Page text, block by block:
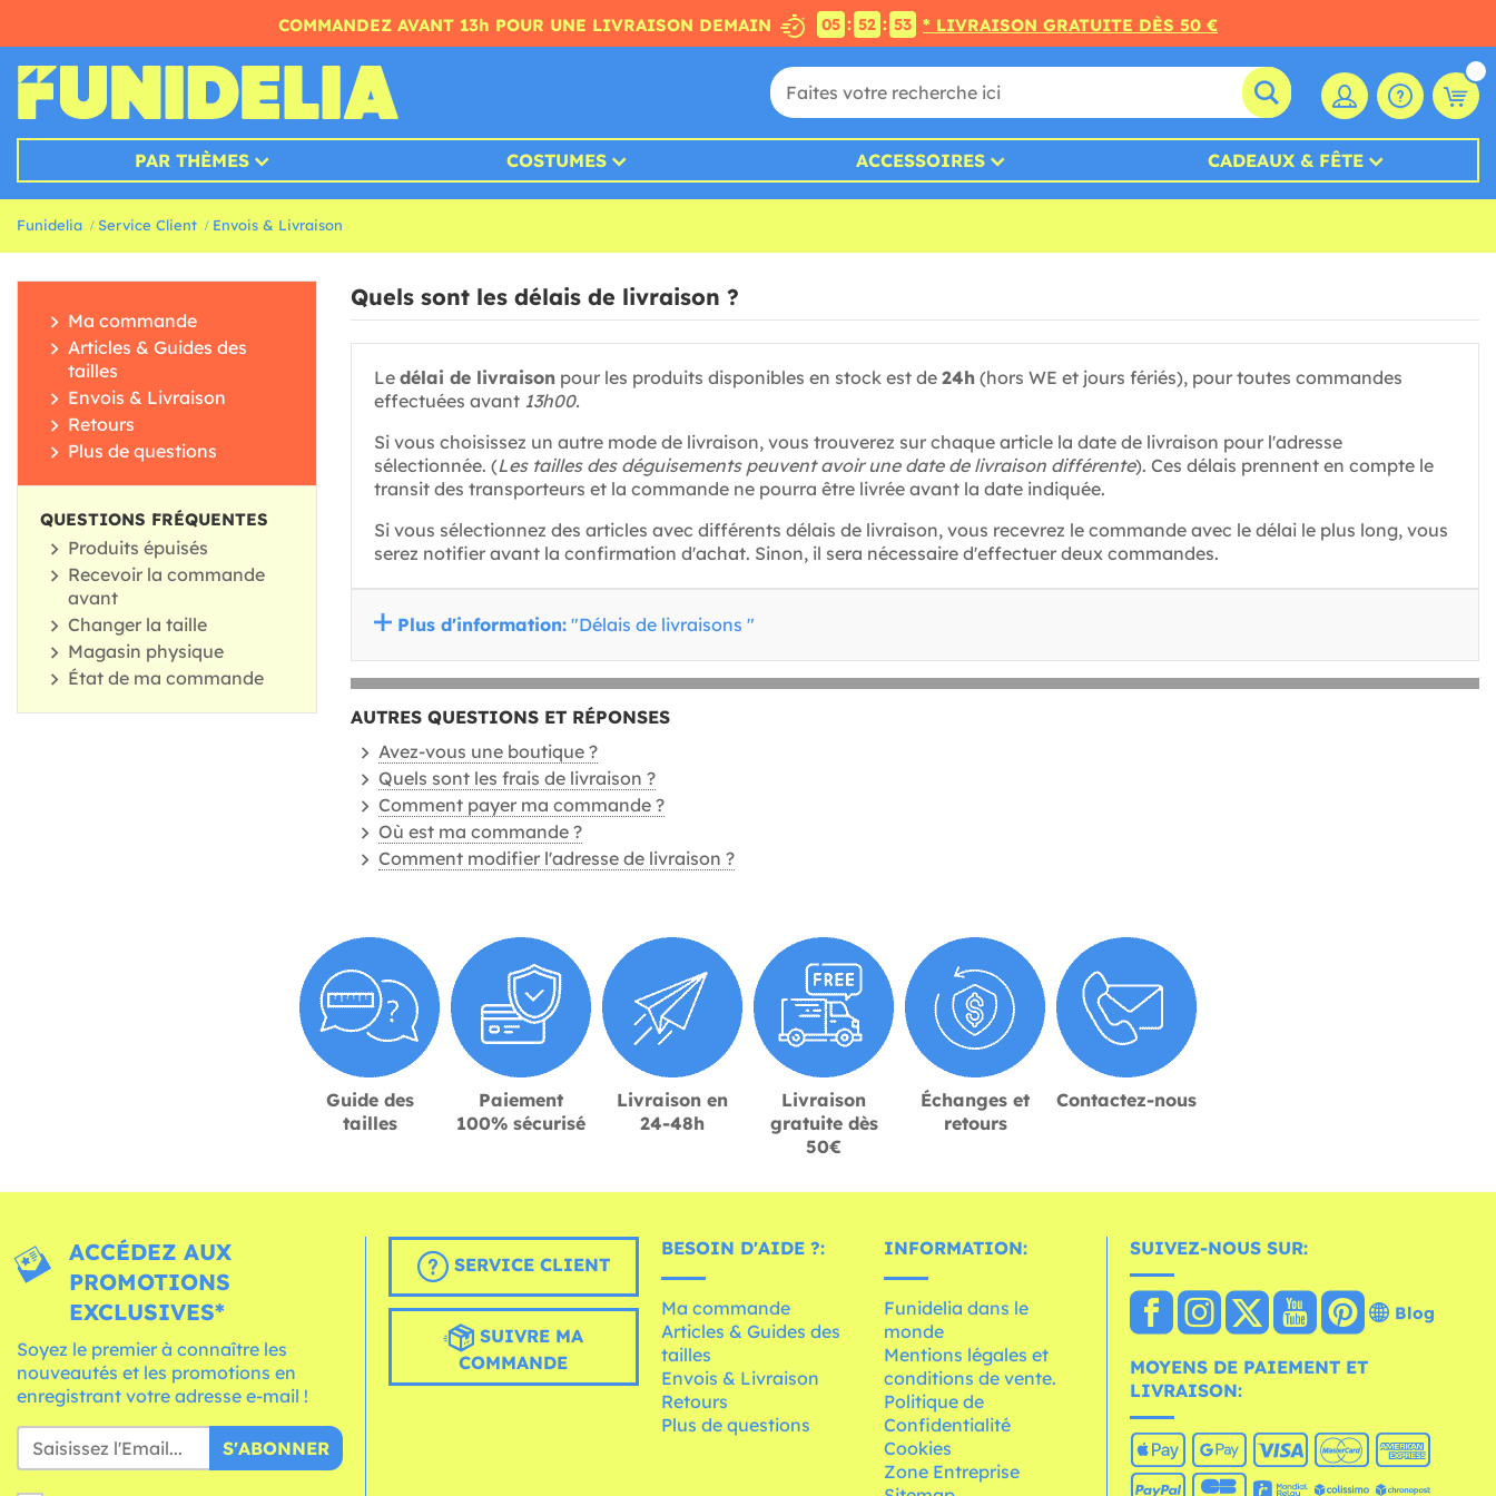
COMMANDEZ AVANT 13h POUR UNE LIVRAISON DEMAIN 05 : 52 : 52 * LIVRAISON GRATUITE DÈS 50 €
PAR THÈMES COSTUMES ACCESSOIRES CADEAUX & FÊTE
Funidelia Service Client Envois & Livraison
Ma commande
Articles & Guides des
tailles
Envois & Livraison
Retours
Plus de questions
QUESTIONS FRÉQUENTES
Produits épuisés
Recevoir la commande
avant
Changer la taille
Magasin physique
État de ma commande
Quels sont les délais de livraison ?
Le délai de livraison pour les produits disponibles en stock est de 24h (hors WE et jours fériés), pour toutes commandes
effectuées avant 13h00.
Si vous choisissez un autre mode de livraison, vous trouverez sur chaque article la date de livraison pour l'adresse
sélectionnée. (Les tailles des déguisements peuvent avoir une date de livraison différente). Ces délais prennent en compte le
transit des transporteurs et la commande ne pourra être livrée avant la date indiquée.
Si vous sélectionnez des articles avec différents délais de livraison, vous recevrez le commande avec le délai le plus long, vous
serez notifier avant la confirmation d'achat. Sinon, il sera nécessaire d'effectuer deux commandes.
Plus d'information: "Délais de livraisons "
AUTRES QUESTIONS ET RÉPONSES
Avez-vous une boutique ?
Quels sont les frais de livraison ?
Comment payer ma commande ?
Où est ma commande ?
Comment modifier l'adresse de livraison ?
Guide des
tailles
Paiement
100% sécurisé
Livraison en
24-48h
Livraison
gratuite dès
50€
Échanges et
retours
Contactez-nous
ACCÉDEZ AUX
PROMOTIONS
EXCLUSIVES*
Soyez le premier à connaître les
nouveautés et les promotions en
enregistrant votre adresse e-mail !
S'ABONNER
SERVICE CLIENT
SUIVRE MA
COMMANDE
BESOIN D'AIDE ?:
Ma commande
Articles & Guides des
tailles
Envois & Livraison
Retours
Plus de questions
INFORMATION:
Funidelia dans le
monde
Mentions légales et
conditions de vente.
Politique de
Confidentialité
Cookies
Zone Entreprise
SUIVEZ-NOUS SUR:
Blog
MOYENS DE PAIEMENT ET
LIVRAISON: